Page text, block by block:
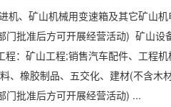
、矿山机械用变速箱及其它矿山
门批准后方可开展经营活动) 矿山
：矿山工程;销售汽车配件、工程
、橡胶制品、五交化、建材(不含木
门批准后方可开展经营活动) ...